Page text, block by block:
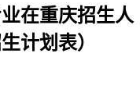
在重庆招生人
计划表）